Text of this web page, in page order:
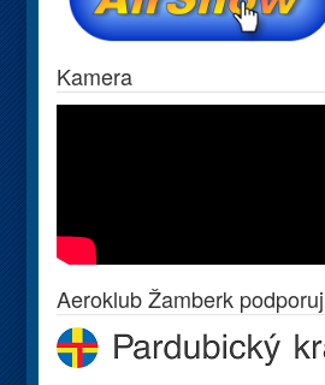
Kamera
Aeroklub Žamberk